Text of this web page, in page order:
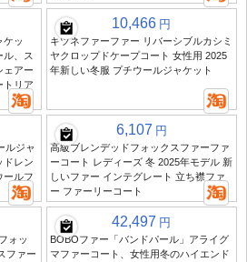
ケッ
ル、ス
ェアー
トリア
10,466 円
キツネファーファー リバーシブルカシミ
ヤクロップドケープコート 女性用 2025
年新しい冬服 プチウールジャケット
ルジャ
ドレン
ールフ
6,107 円
高級ブレンデッドフォックスファーファ
ーコート レディーズ 冬 2025年モデル 新
しいファー インテグレート 立ち襟ファ
ー ファーリーコート
ォッ
ファー
42,497 円
BOBOファー「バンドパール」アライグ
マファーコート、女性用冬のハイエンド